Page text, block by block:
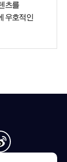
츠를
우호적인